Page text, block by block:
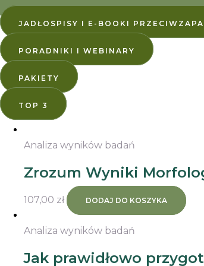
JADŁOSPISY I E-BOOKI
PORADNIKI I WEBINARY
PAKIETY
TOP 3
Analiza wyników badań
Zrozum Wyniki
107,00 zł DODAJ DO KOSZYKA
Analiza wyników badań
Jak prawidłowo